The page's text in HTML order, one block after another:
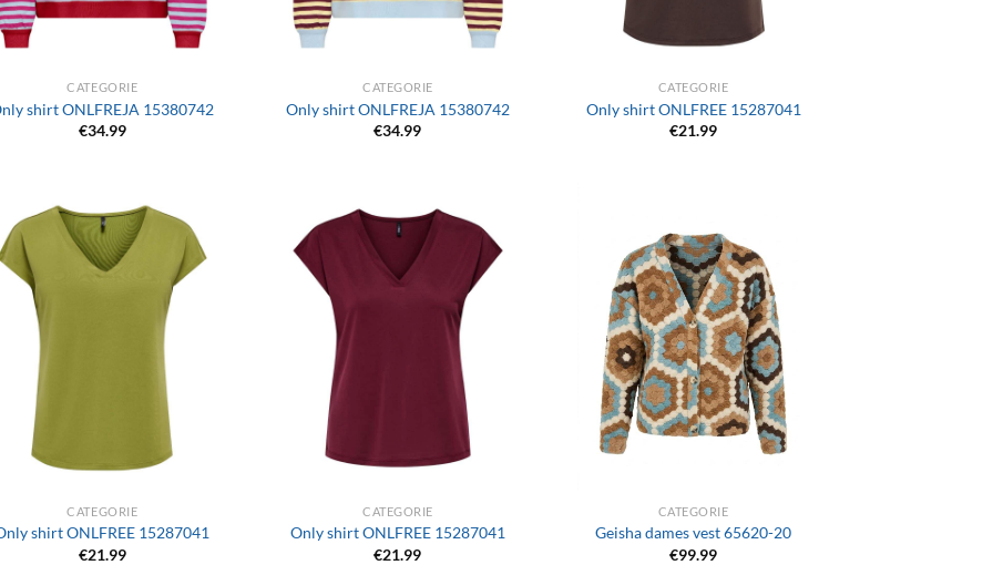
CATEGORIE
shirt ONLFREJA 15380742
€34.99
CATEGORIE
Only shirt ONLFREJA 15380742
€34.99
CATEGORIE
Only shirt ONLFREE 15287041
€21.99
CATEGORIE
shirt ONLFREE 15287041
€21.99
CATEGORIE
Only shirt ONLFREE 15287041
€21.99
CATEGORIE
Geisha dames vest 65620-20
€99.99